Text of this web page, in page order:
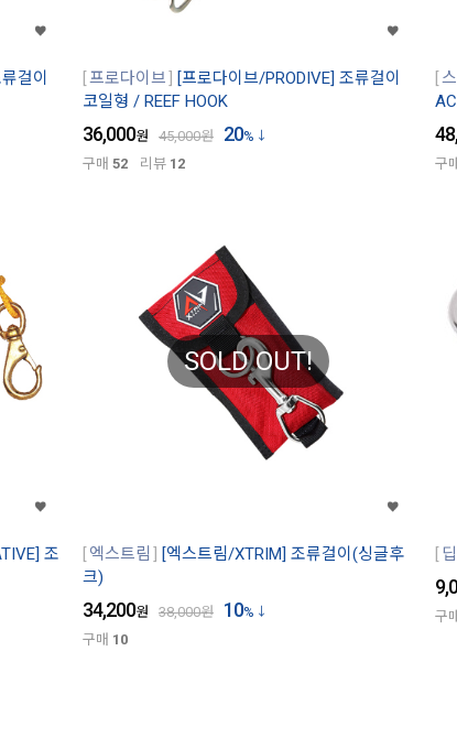
걸이
프로다이브
[프로다이브/PRODIVE] 조류걸이
코일형 / REEF HOOK
36,000원 45,000원 20%
구매 52 리뷰 12
구
조
SOLD OUT!
엑스트림
[엑스트림/XTRIM] 조류걸이(싱글후
크)
34,200원 38,000원 10%
구매 10
구